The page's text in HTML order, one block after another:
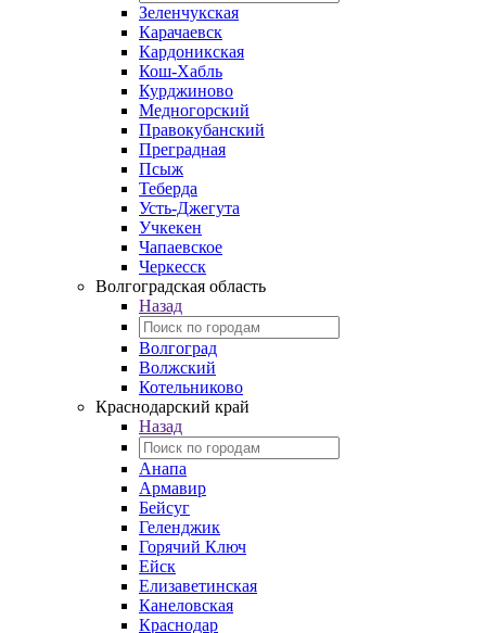
Зеленчукская
Карачаевск
Кардоникская
Кош-Хабль
Курджиново
Медногорский
Правокубанский
Преградная
Псыж
Теберда
Усть-Джегута
Учкекен
Чапаевское
Черкесск
Волгоградская область
Назад
Волгоград
Волжский
Котельниково
Краснодарский край
Назад
Анапа
Армавир
Бейсуг
Геленджик
Горячий Ключ
Ейск
Елизаветинская
Канеловская
Краснодар